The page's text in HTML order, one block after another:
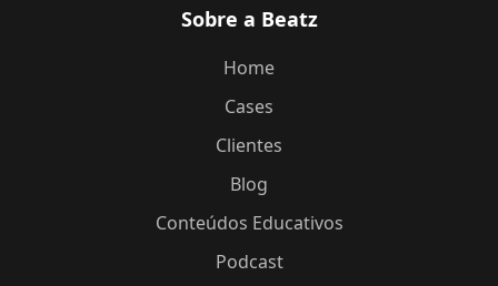
Sobre a Beatz
Home
Cases
Clientes
Blog
Conteúdos Educativos
Podcast